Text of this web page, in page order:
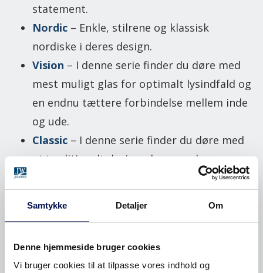
Samtykke Detaljer Om
Denne hjemmeside bruger cookies
Vi bruger cookies til at tilpasse vores indhold og
statement.
Nordic – Enkle, stilrene og klassisk
nordiske i deres design.
Vision – I denne serie finder du døre med
mest muligt glas for optimalt lysindfald og
en endnu tættere forbindelse mellem inde
og ude.
Classic – I denne serie finder du døre med
et traditionelt design, der ser ud som om
de stammer fra forrige århundrede – men
kræver.
Tilvalg og specialdøre